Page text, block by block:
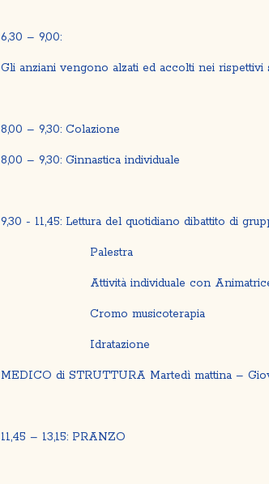
6,30 – 9,00:
Gli anziani vengono alzati ed accolti nei rispettivi
8,00 – 9,30: Colazione
8,00 – 9,30: Ginnastica individuale
9,30 - 11,45: Lettura del quotidiano dibattito di
Palestra
Attività individuale con
Cromo musicoterapia
Idratazione
MEDICO di STRUTTURA Martedì mattina –
11,45 – 13,15: PRANZO